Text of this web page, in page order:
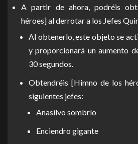
A partir de ahora, podréis
héroes] al derrotar a los Jefes
Al obtenerlo, este objeto se
y proporcionará un aumento
30 segundos.
Obtendréis [Himno de los
siguientes jefes:
Anasilvo sombrío
Enciendro gigante